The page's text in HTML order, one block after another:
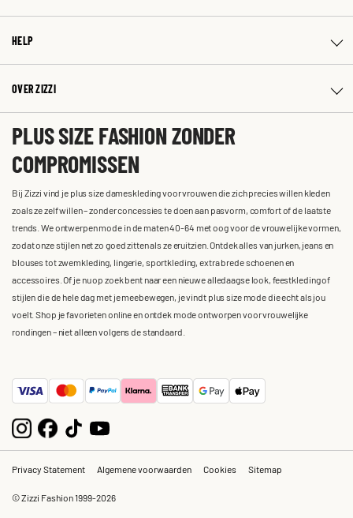
HELP
OVER ZIZZI
PLUS SIZE FASHION ZONDER
COMPROMISSEN
Bij Zizzi vind je plus size dameskleding voor vrouwen die zich precies willen kleden
zoals ze zelf willen – zonder concessies te doen aan pasvorm, comfort of de laatste
trends. We ontwerpen mode in de maten 40-64 met oog voor de vrouwelijke vormen,
zodat onze stijlen net zo goed zitten als ze eruitzien. Ontdek alles van jurken, jeans en
blouses tot zwemkleding, lingerie, sportkleding, extra brede schoenen en
accessoires. Of je nu op zoek bent naar een nieuwe alledaagse look, feestkleding of
stijlen die de hele dag met je meebewegen, je vindt plus size mode die echt als jou
voelt. Shop je favorieten online en ontdek mode ontworpen voor vrouwelijke
rondingen – niet alleen volgens de standaard.
Privacy Statement Algemene voorwaarden Cookies Sitemap
© Zizzi Fashion 1999-2026